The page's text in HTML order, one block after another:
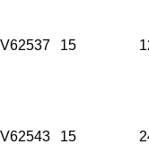
V62537 15
V62543 15